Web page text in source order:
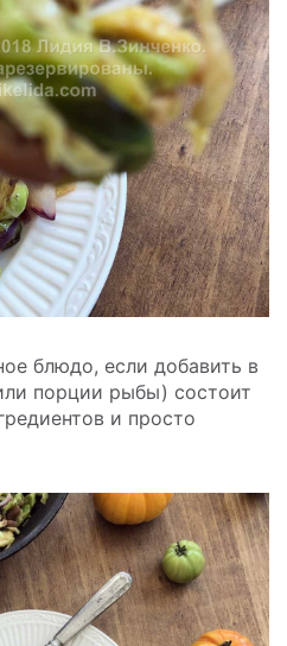
блюдо, если добавить в
порции рыбы) состоит
и просто